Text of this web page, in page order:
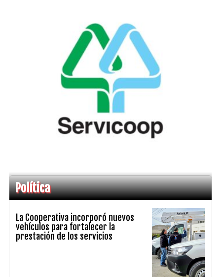
Política
La Cooperativa incorporó nuevos
vehículos para fortalecer la
prestación de los servicios